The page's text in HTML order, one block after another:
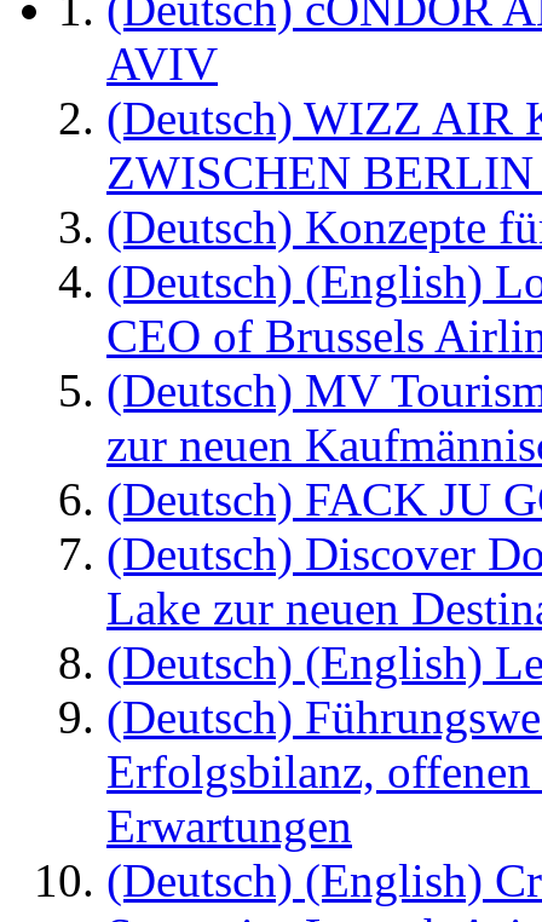
AVIV
(Deutsch) WIZZ AIR
ZWISCHEN
(Deutsch) Konzepte
(Deutsch) (English)
CEO of Brussels
(Deutsch) MV
zur neuen
(Deutsch) FACK JU
(Deutsch) Discover
Lake zur neuen
(Deutsch) (English)
(Deutsch)
Erfolgsbilanz,
Erwartungen
(Deutsch) (English)